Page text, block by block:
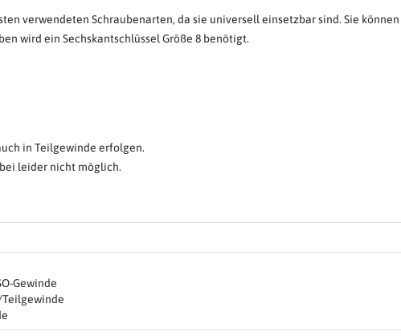
verwendeten Schraubenarten, da sie universell einsetzbar sind. Sie
wird ein Sechskantschlüssel Größe 8 benötigt.
in Teilgewinde erfolgen.
leider nicht möglich.
Gewinde